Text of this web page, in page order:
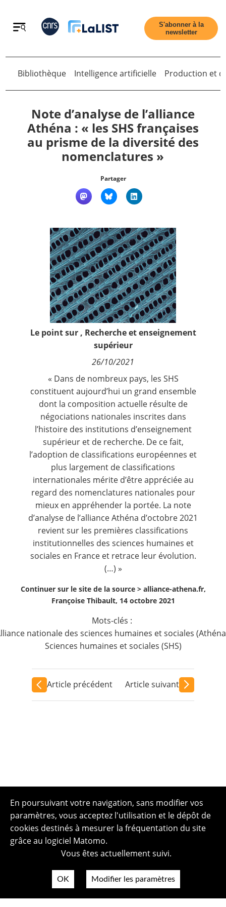
Retour
Accueil
Qui sommes nous ?
Nous suivre
S'abonner à la
newsletter
Bibliothèque Intelligence artificielle Production et
Note d’analyse de l’alliance
Athéna : « les SHS françaises
au prisme de la diversité des
nomenclatures »
Partager
Le point sur, Recherche et enseignement
supérieur
26/10/2021
« Dans de nombreux pays, les SHS
constituent aujourd’hui un grand ensemble
dont la composition actuelle résulte de
négociations nationales inscrites dans
l’histoire des institutions d’enseignement
supérieur et de recherche. De ce fait,
l’adoption de classifications européennes et
plus largement de classifications
internationales mérite d’être appréciée au
regard des nomenclatures nationales pour
mieux en appréhender la portée. La note
d’analyse de l’alliance Athéna d’octobre 2021
revient sur les premières classifications
institutionnelles des sciences humaines et
sociales en France et retrace leur évolution.
(…) »
Continuer sur le site de la source > alliance-athena.fr,
Françoise Thibault, 14 octobre 2021
Mots-clés :
nationale des sciences humaines et sociales
Sciences humaines et sociales (SHS)
Article précédent Article suivant
En poursuivant votre navigation, sans modifier vos
paramètres, vous acceptez l'utilisation et le dépôt de
cookies destinés à mesurer la fréquentation du site
grâce au logiciel Matomo.
Vous êtes actuellement suivi.
OK Modifier les paramètres